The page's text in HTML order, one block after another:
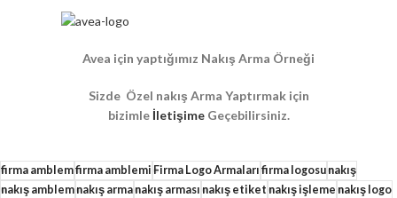
Avea için yaptığımız Nakış Arma Örneği
Sizde Özel nakış Arma Yaptırmak için
bizimle İletişimeGeçebilirsiniz.
firma amblemfirma amblemi Firma Logo Armaları firma logosunakış
nakış amblemnakış armanakış arması nakış etiket nakış işleme nakış logo